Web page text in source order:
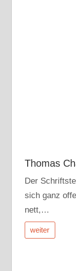
Thomas
Der
sich ganz
nett,…
weiter